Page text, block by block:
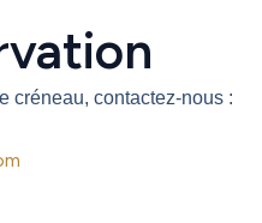
créneau, contactez-nous :